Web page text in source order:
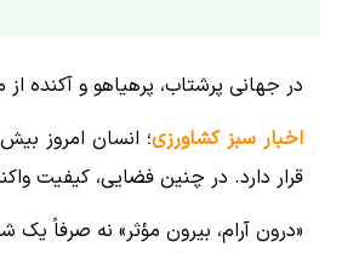
در جهانی پرشتاب، پرهیاهو و آکنده
اخبار سبز کشاورزی؛ انسان امروز
قرار دارد. در چنین فضایی، کیفیت
«درون آرام، بیرون مؤثر» نه صرفاً